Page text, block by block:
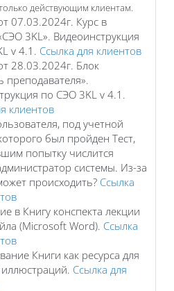
действующим клиентам.
07.03.2024г. Курс в
3KL». Видеоинструкция
v 4.1. Ссылка для клиентов
28.03.2024г. Блок
преподавателя».
по СЭО 3KL v 4.1.
клиентов
под учетной
был пройден Тест,
попытку числится
системы. Из-за
происходить? Ссылка
в Книгу конспекта лекции
(Microsoft Word). Ссылка
Книги как ресурса для
Ссылка для